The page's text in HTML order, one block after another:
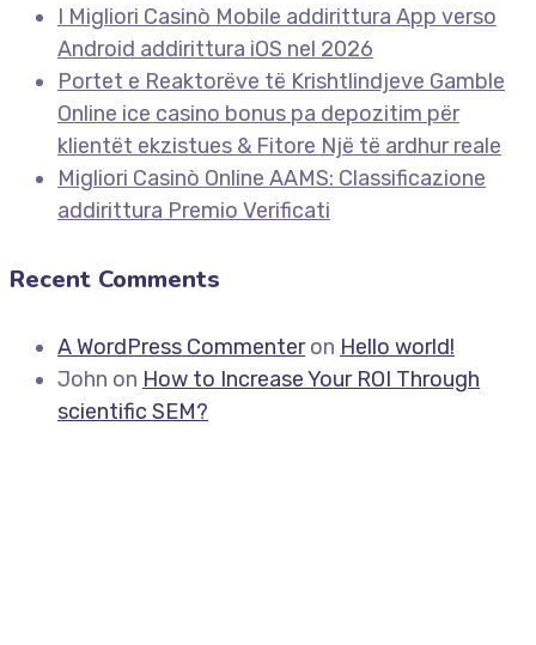
I Migliori Casinò Mobile addirittura App verso
Android addirittura iOS nel 2026
Portet e Reaktorëve të Krishtlindjeve Gamble
Online ice casino bonus pa depozitim për
klientët ekzistues & Fitore Një të ardhur reale
Migliori Casinò Online AAMS: Classificazione
addirittura Premio Verificati
Recent Comments
A WordPress Commenteron Hello world!
John on How to Increase Your ROI Through
scientific SEM?